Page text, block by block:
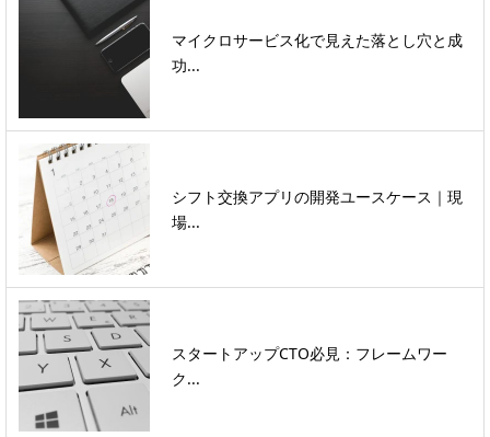
マイクロサービス化で見えた落とし穴と成
功...
シフト交換アプリの開発ユースケース｜現
場...
スタートアップCTO必見：フレームワー
ク...